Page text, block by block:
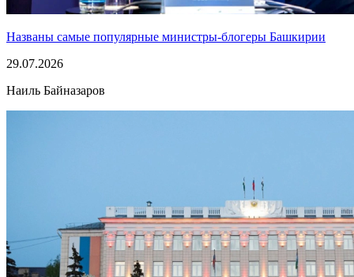
Названы самые популярные министры-блогеры Башкирии
29.07.2026
Наиль Байназаров